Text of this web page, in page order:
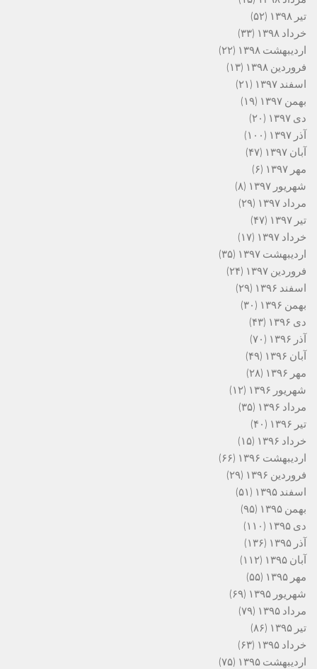
تیر ۱۳۹۸
(۵۲)
خرداد ۱۳۹۸
(۳۳)
اردیبهشت ۱۳۹۸
(۲۲)
فروردین ۱۳۹۸
(۱۳)
اسفند ۱۳۹۷
(۲۱)
بهمن ۱۳۹۷
(۱۹)
دی ۱۳۹۷
(۲۰)
آذر ۱۳۹۷
(۱۰۰)
آبان ۱۳۹۷
(۴۷)
مهر ۱۳۹۷
(۶)
شهریور ۱۳۹۷
(۸)
مرداد ۱۳۹۷
(۲۹)
تیر ۱۳۹۷
(۴۷)
خرداد ۱۳۹۷
(۱۷)
اردیبهشت ۱۳۹۷
(۳۵)
فروردین ۱۳۹۷
(۲۴)
اسفند ۱۳۹۶
(۲۹)
بهمن ۱۳۹۶
(۳۰)
دی ۱۳۹۶
(۴۳)
آذر ۱۳۹۶
(۷۰)
آبان ۱۳۹۶
(۴۹)
مهر ۱۳۹۶
(۲۸)
شهریور ۱۳۹۶
(۱۲)
مرداد ۱۳۹۶
(۳۵)
تیر ۱۳۹۶
(۴۰)
خرداد ۱۳۹۶
(۱۵)
اردیبهشت ۱۳۹۶
(۶۶)
فروردین ۱۳۹۶
(۲۹)
اسفند ۱۳۹۵
(۵۱)
بهمن ۱۳۹۵
(۹۵)
دی ۱۳۹۵
(۱۱۰)
آذر ۱۳۹۵
(۱۳۶)
آبان ۱۳۹۵
(۱۱۲)
مهر ۱۳۹۵
(۵۵)
شهریور ۱۳۹۵
(۶۹)
مرداد ۱۳۹۵
(۷۹)
تیر ۱۳۹۵
(۸۶)
خرداد ۱۳۹۵
(۶۳)
اردیبهشت ۱۳۹۵
(۷۵)